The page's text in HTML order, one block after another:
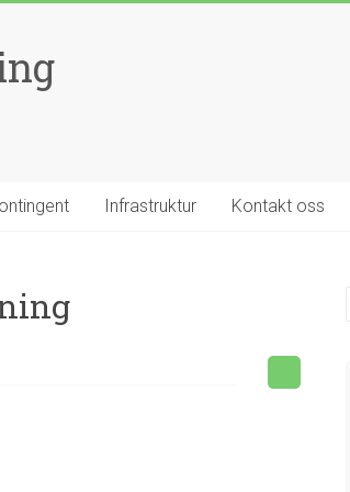
Infrastruktur Kontakt oss